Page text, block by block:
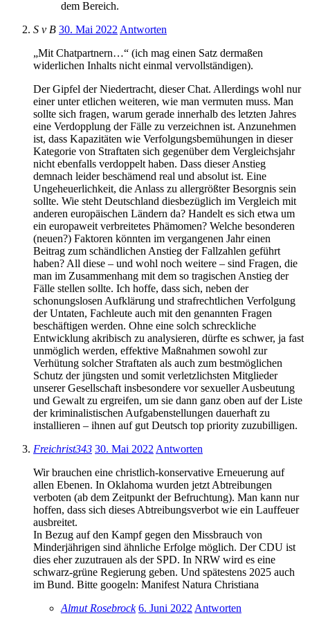
dem Bereich.
S v B 30. Mai 2022 Antworten
„Mit Chatpartnern…“ (ich mag einen Satz dermaßen
widerlichen Inhalts nicht einmal vervollständigen).
Der Gipfel der Niedertracht, dieser Chat. Allerdings wohl nur
einer unter etlichen weiteren, wie man vermuten muss. Man
sollte sich fragen, warum gerade innerhalb des letzten Jahres
eine Verdopplung der Fälle zu verzeichnen ist. Anzunehmen
ist, dass Kapazitäten wie Verfolgungsbemühungen in dieser
Kategorie von Straftaten sich gegenüber dem Vergleichsjahr
nicht ebenfalls verdoppelt haben. Dass dieser Anstieg
demnach leider beschämend real und absolut ist. Eine
Ungeheuerlichkeit, die Anlass zu allergrößter Besorgnis sein
sollte. Wie steht Deutschland diesbezüglich im Vergleich mit
anderen europäischen Ländern da? Handelt es sich etwa um
ein europaweit verbreitetes Phämomen? Welche besonderen
(neuen?) Faktoren könnten im vergangenen Jahr einen
Beitrag zum schändlichen Anstieg der Fallzahlen geführt
haben? All diese – und wohl noch weitere – sind Fragen, die
man im Zusammenhang mit dem so tragischen Anstieg der
Fälle stellen sollte. Ich hoffe, dass sich, neben der
schonungslosen Aufklärung und strafrechtlichen Verfolgung
der Untaten, Fachleute auch mit den genannten Fragen
beschäftigen werden. Ohne eine solch schreckliche
Entwicklung akribisch zu analysieren, dürfte es schwer, ja fast
unmöglich werden, effektive Maßnahmen sowohl zur
Verhütung solcher Straftaten als auch zum bestmöglichen
Schutz der jüngsten und somit verletzlichsten Mitglieder
unserer Gesellschaft insbesondere vor sexueller Ausbeutung
und Gewalt zu ergreifen, um sie dann ganz oben auf der Liste
der kriminalistischen Aufgabenstellungen dauerhaft zu
installieren – ihnen auf gut Deutsch top priority zuzubilligen.
Freichrist343 30. Mai 2022 Antworten
Wir brauchen eine christlich-konservative Erneuerung auf
allen Ebenen. In Oklahoma wurden jetzt Abtreibungen
verboten (ab dem Zeitpunkt der Befruchtung). Man kann nur
hoffen, dass sich dieses Abtreibungsverbot wie ein Lauffeuer
ausbreitet.
In Bezug auf den Kampf gegen den Missbrauch von
Minderjährigen sind ähnliche Erfolge möglich. Der CDU ist
dies eher zuzutrauen als der SPD. In NRW wird es eine
schwarz-grüne Regierung geben. Und spätestens 2025 auch
im Bund. Bitte googeln: Manifest Natura Christiana
Almut Rosebrock 6. Juni 2022 Antworten